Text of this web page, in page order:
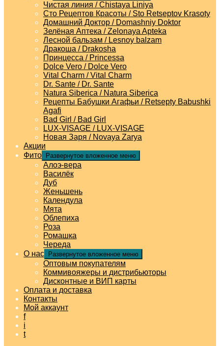
Чистая линия / Chistaya Liniya
Сто Рецептов Красоты / Sto Retseptov Krasoty
Домашний Доктор / Domashniy Doktor
Зелёная Аптека / Zelonaya Apteka
Лесной бальзам / Lesnoy balzam
Дракоша / Drakosha
Принцесса / Princessa
Dolce Vero / Dolce Vero
Vital Charm / Vital Charm
Dr. Sante / Dr. Sante
Natura Siberica / Natura Siberica
Рецепты Бабушки Агафьи / Retsepty Babushki
Agafi
Bad Girl / Bad Girl
LUX-VISAGE / LUX-VISAGE
Новая Заря / Novaya Zarya
Акции
Фито
Развернутое вложенное меню
Алоэ-вера
Василёк
Дуб
Женьшень
Календула
Мята
Облепиха
Роза
Ромашка
Череда
О нас
Развернутое вложенное меню
Оптовым покупателям
Коммивояжеры и дистрибьюторы
Дисконтные и ВИП карты
Оплата и доставка
Контакты
Мой аккаунт
f
i
t